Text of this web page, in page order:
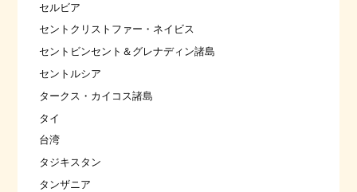
セルビア
セントクリストファー・ネイビス
セントビンセント＆グレナディン諸島
セントルシア
タークス・カイコス諸島
タイ
台湾
タジキスタン
タンザニア